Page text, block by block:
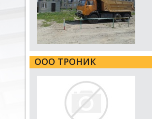
ООО ТРОНИК